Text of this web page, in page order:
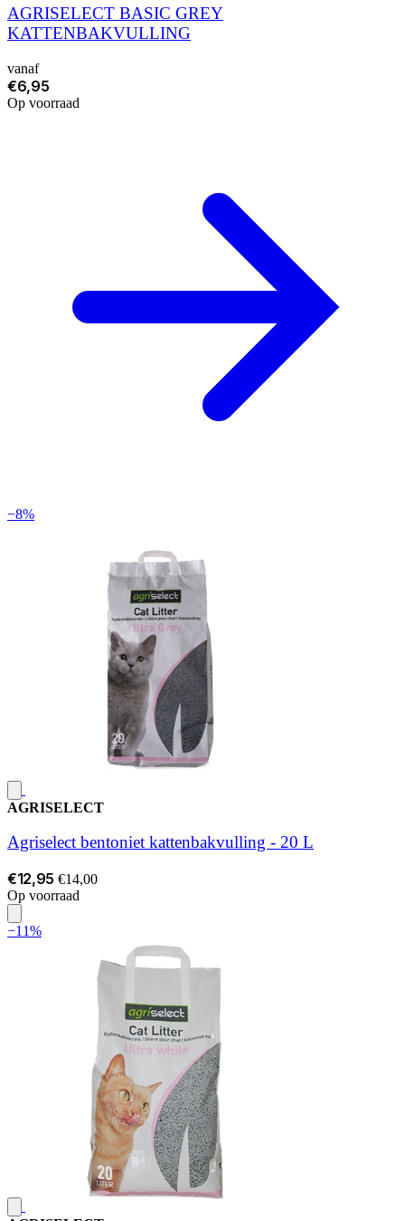
AGRISELECT BASIC GREY
KATTENBAKVULLING
vanaf
€6,95
Op voorraad
−8%
AGRISELECT
Agriselect bentoniet kattenbakvulling - 20 L
€12,95 €14,00
Op voorraad
−11%